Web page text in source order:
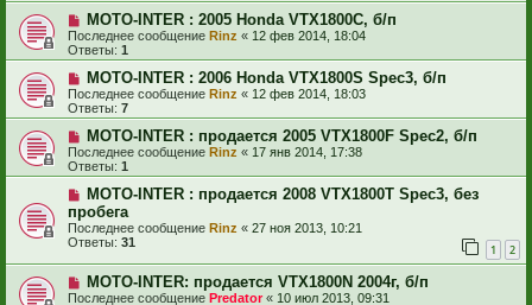
MOTO-INTER : 2005 Honda VTX1800C, б/п
Последнее сообщение Rinz « 12 фев 2014, 18:04
Ответы: 1
MOTO-INTER : 2006 Honda VTX1800S Spec3, б/п
Последнее сообщение Rinz « 12 фев 2014, 18:03
Ответы: 7
MOTO-INTER : продается 2005 VTX1800F Spec2, б/п
Последнее сообщение Rinz « 17 янв 2014, 17:38
Ответы: 1
MOTO-INTER : продается 2008 VTX1800Т Spec3, без
пробега
Последнее сообщение Rinz « 27 ноя 2013, 10:21
Ответы: 31 1 2
MOTO-INTER: продается VTX1800N 2004г, б/п
Последнее сообщение Predator« 10 июл 2013, 09:31